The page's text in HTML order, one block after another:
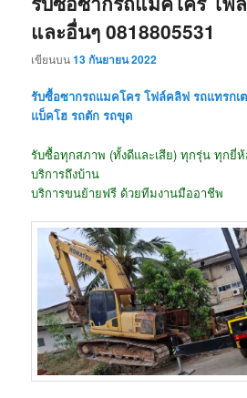
และอื่นๆ 0818805531
เขียนบน13 กันยายน 2022
รับซื้อซากรถแมคโคร โฟล์คลิฟ รถแทรกเ
แบ็คโฮ รถตัก รถขุด
รับซื้อทุกสภาพ (ทั้งดีและเสีย) ทุกรุ่น ทุกยี่ห้
บริการถึงบ้าน
บริการขนย้ายฟรี ด้วยทีมงานมืออาชีพ